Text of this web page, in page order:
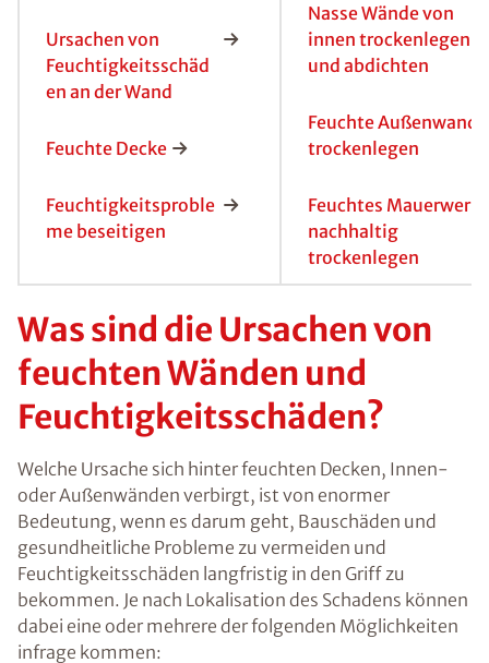
Probleme
Ursachen für
feuchte Innenwände
Ursachen von
Feuchtigkeitsschäd
Feuchte Decke
Feuchtigkeitsproble
me beseitigen
Kellerentfeuchten
Nasse Wände von
innen trockenlegen
und abdichten
trockenlegen
Feuchtes Mauerwerk
nachhaltig
Was sind die Ursachen
von feuchten Wänden
und
Feuchtigkeitsschäden?